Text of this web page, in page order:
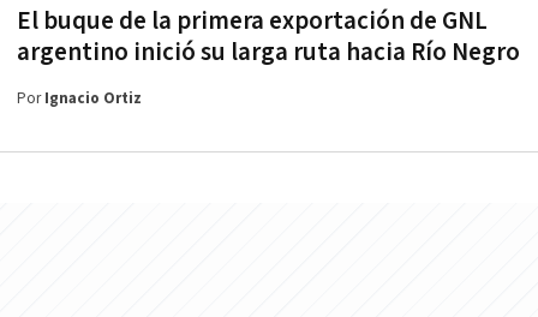
El buque de la primera exportación de GNL
argentino inició su larga ruta hacia Río Negro
PorIgnacio Ortiz